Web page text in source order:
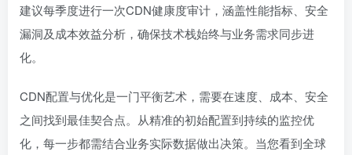
建议每季度进行一次CDN健康度审计，涵盖性能指标、安全
漏洞及成本效益分析，确保技术栈始终与业务需求同步进
化。
CDN配置与优化是一门平衡艺术，需要在速度、成本、安全
之间找到最佳契合点。从精准的初始配置到持续的监控优
化，每一步都需结合业务实际数据做出决策。当您看到全球